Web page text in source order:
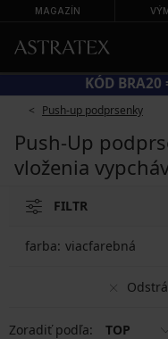
MAGAZÍN
KÓD BRA20
Push-up podprsenky
Push-Up
vloženia
FILTR
farba: viacfarebná
Zoradiť podľa: TOP